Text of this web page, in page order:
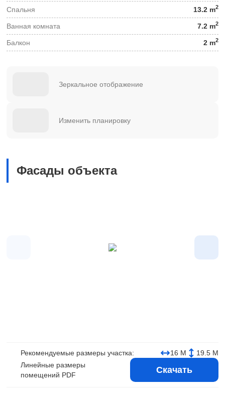
Спальня 13.2 m2
Ванная комната 7.2 m2
Балкон 2 m2
Зеркальное отображение
Изменить планировку
Фасады объекта
Рекомендуемые размеры участка: 16 М
19.5 М
Линейные размеры
помещений PDF
Скачать